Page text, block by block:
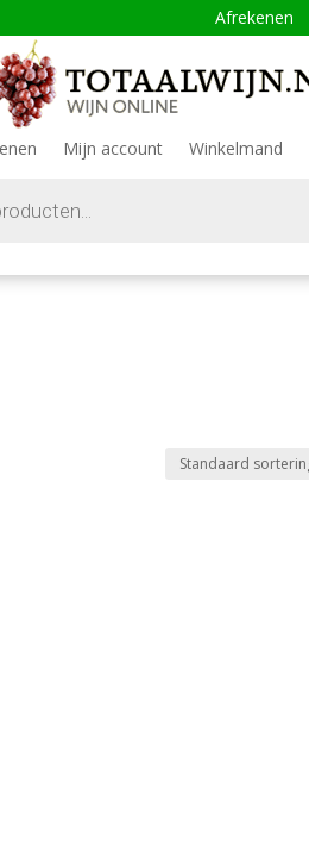
Afrekenen
Mijn account Winkelmand